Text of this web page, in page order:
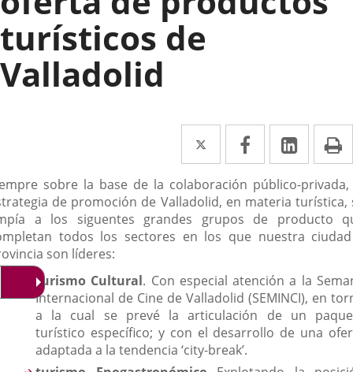
turísticos de
Valladolid
Twitter
Enlace
a
una
aplicación
externa.
Facebook
Enlace
a
una
aplicación
externa.
Enlace
a
una
sobre la base de la colaboración público-
de promoción de Valladolid, en materia turística,
a los siguentes grandes grupos de producto
todos los sectores en los que nuestra
son líderes:
turismo Cultural. Con especial atención a la
Internacional de Cine de Valladolid (SEMINCI), en
a la cual se prevé la articulación de un
turístico específico; y con el desarrollo de una
adaptada a la tendencia ‘city-break’.